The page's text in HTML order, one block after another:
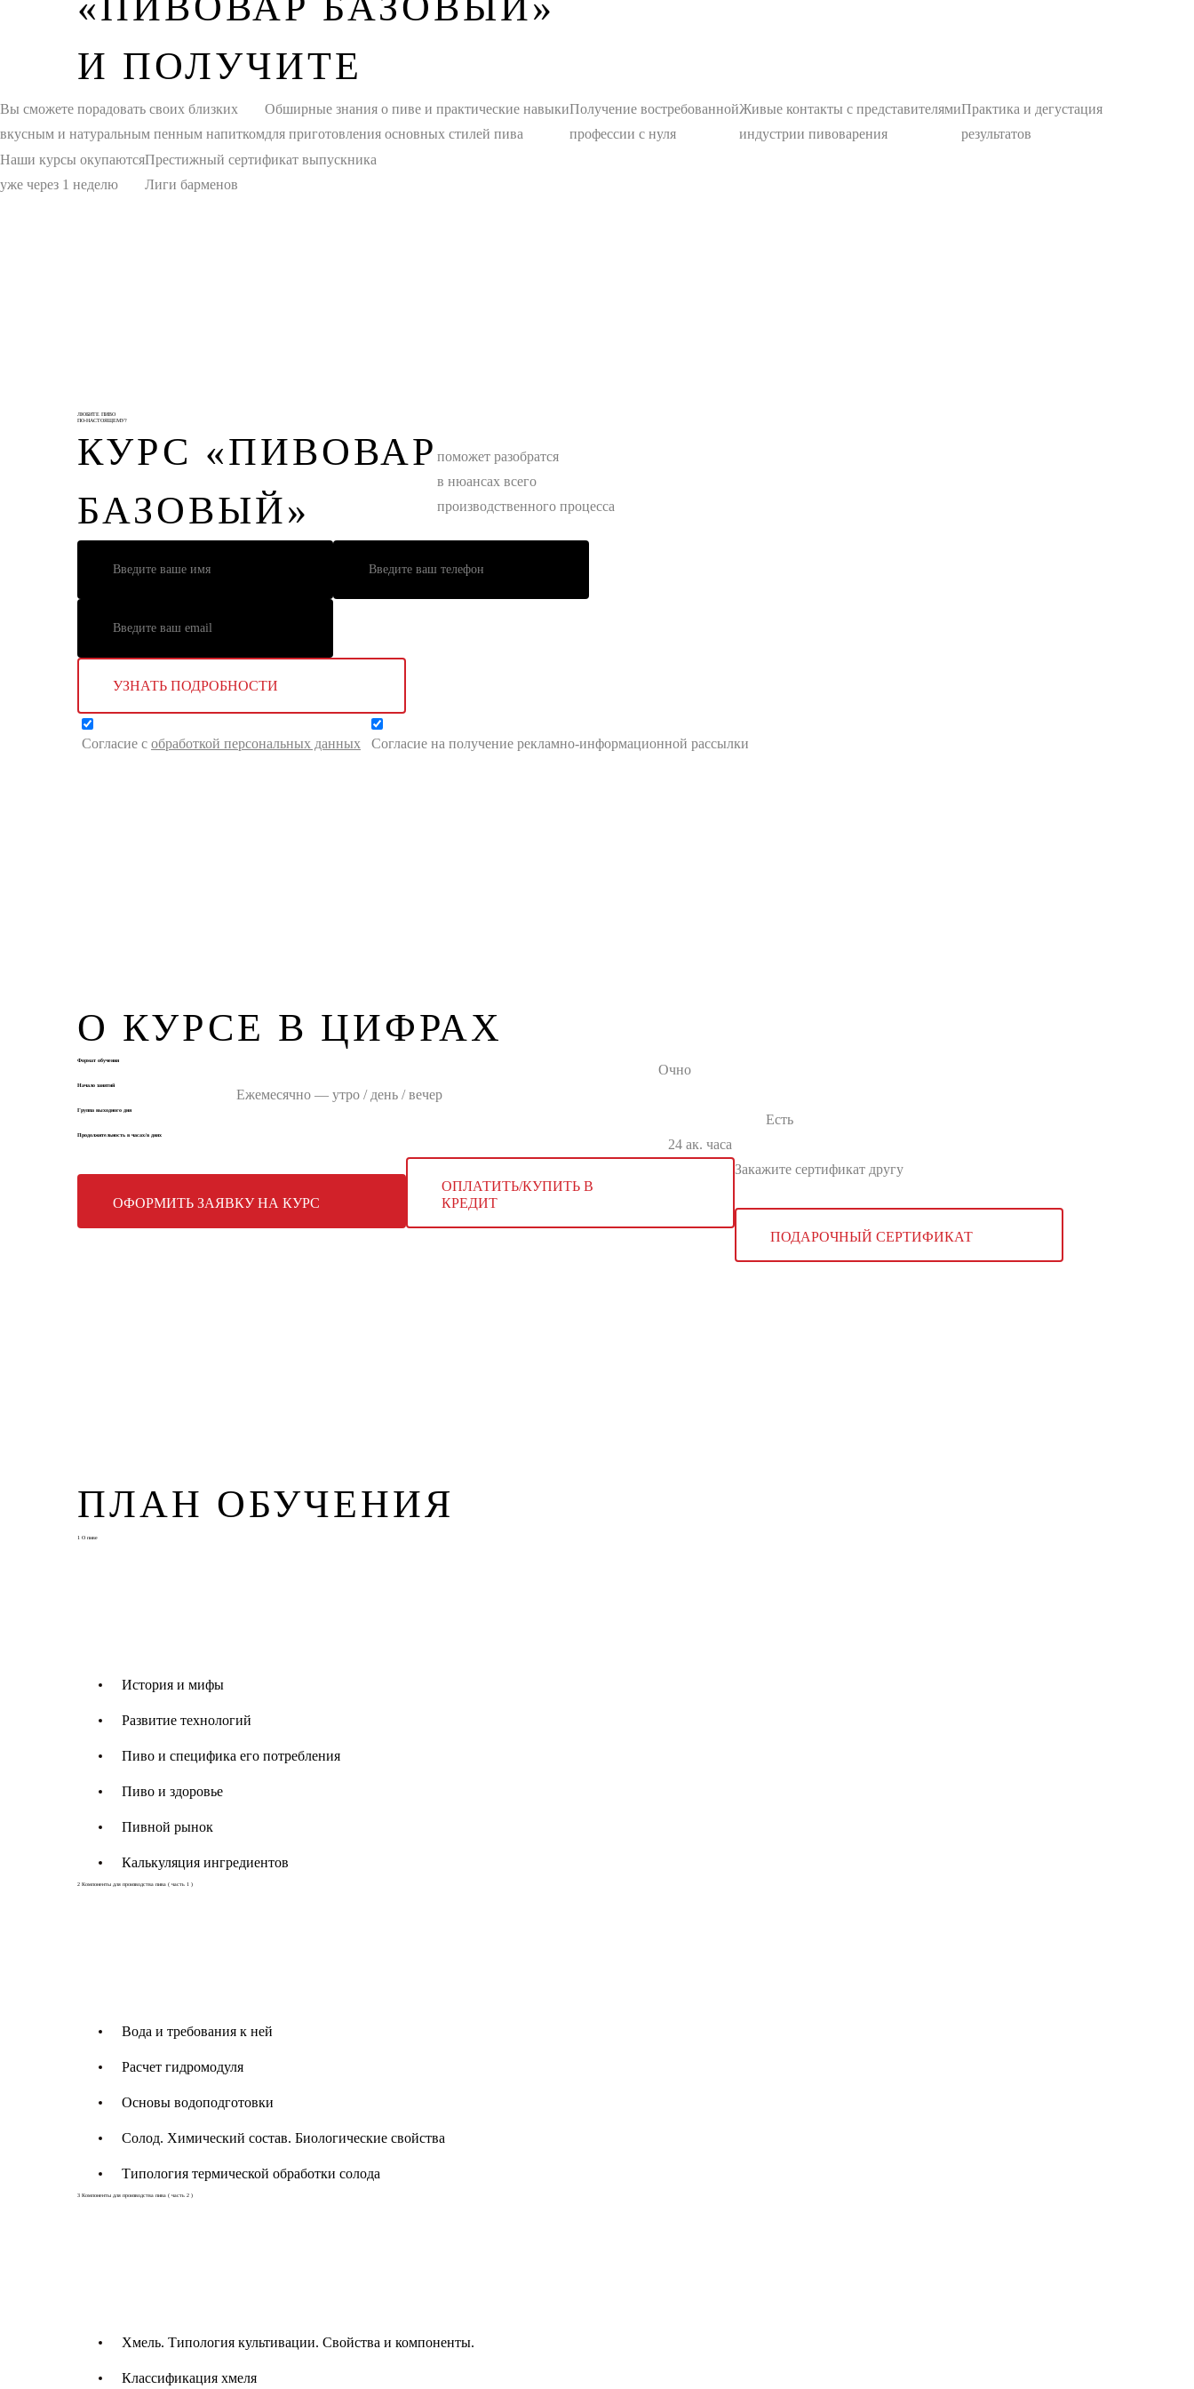
И ПОЛУЧИТЕ
Вы сможете порадовать своих близких
вкусным и натуральным пенным напитком
Обширные знания о пиве и практические навыки
для приготовления основных стилей пива
Получение востребованной
профессии с нуля
Живые контакты с представителями
индустрии пивоварения
Практика и дегустация
результатов
Наши курсы окупаются
уже через 1 неделю
Престижный сертификат выпускника
Лиги барменов
ЛЮБИТЕ ПИВО
ПО-НАСТОЯЩЕМУ?
КУРС «ПИВОВАР
БАЗОВЫЙ»
поможет разобратся
в нюансах всего
производственного процесса
УЗНАТЬ ПОДРОБНОСТИ
Согласие с обработкой персональных данных Согласие на получение рекламно-информационной рассылки
О КУРСЕ В ЦИФРАХ
Формат обучения
Очно
Начало занятий
Ежемесячно — утро / день / вечер
Группа выходного дня
Есть
Продолжительность в часах/в днях
24 ак. часа
ОФОРМИТЬ ЗАЯВКУ НА КУРС
ОПЛАТИТЬ/КУПИТЬ В
КРЕДИТ
Закажите сертификат другу
ПОДАРОЧНЫЙ СЕРТИФИКАТ
ПЛАН ОБУЧЕНИЯ
1 О пиве
История и мифы
Развитие технологий
Пиво и специфика его потребления
Пиво и здоровье
Пивной рынок
Калькуляция ингредиентов
2 Компоненты для производства пива ( часть 1 )
Вода и требования к ней
Расчет гидромодуля
Основы водоподготовки
Солод. Химический состав. Биологические свойства
Типология термической обработки солода
3 Компоненты для производства пива ( часть 2 )
Хмель. Типология культивации. Свойства и компоненты.
Классификация хмеля